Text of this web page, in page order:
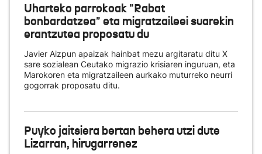
Uharteko parrokoak "Rabat
bonbardatzea" eta migratzaileei suarekin
erantzutea proposatu du
Javier Aizpun apaizak hainbat mezu argitaratu ditu X
sare sozialean Ceutako migrazio krisiaren inguruan, eta
Marokoren eta migratzaileen aurkako muturreko neurri
gogorrak proposatu ditu.
Puyko jaitsiera bertan behera utzi dute
Lizarran, hirugarrenez